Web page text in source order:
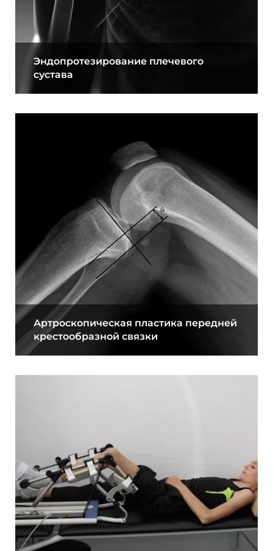
Эндопротезирование плечевого
сустава
Артроскопическая пластика передней
крестообразной связки